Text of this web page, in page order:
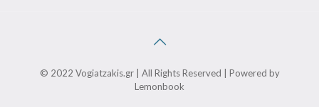
© 2022 Vogiatzakis.gr | All Rights Reserved | Powered by
Lemonbook